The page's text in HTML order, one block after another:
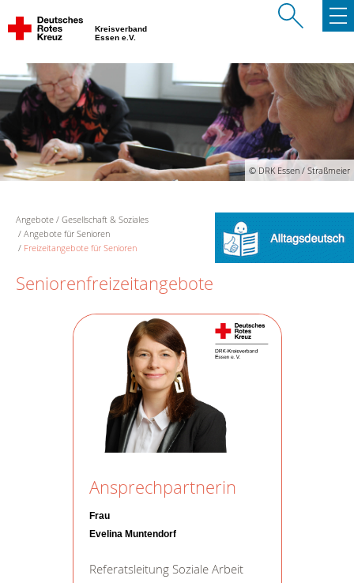
Kreisverband
Essen e.V.
© DRK Essen / Straßmeier
Angebote
Gesellschaft & Soziales
Angebote für Senioren
Freizeitangebote für Senioren
Seniorenfreizeitangebote
Ansprechpartnerin
Frau
Evelina Muntendorf
Referatsleitung Soziale Arbeit